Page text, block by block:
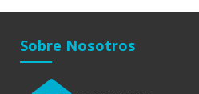
Sobre Nosotros